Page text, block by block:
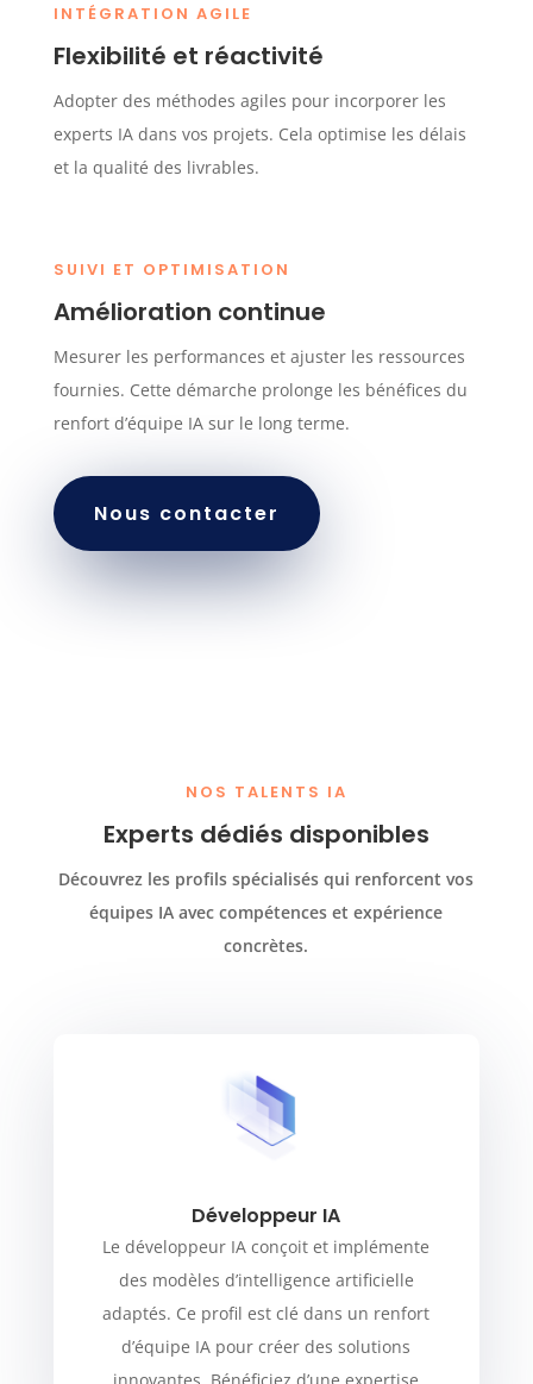
INTÉGRATION AGILE
Flexibilité et réactivité
Adopter des méthodes agiles pour incorporer les
experts IA dans vos projets. Cela optimise les délais
et la qualité des livrables.
SUIVI ET OPTIMISATION
Amélioration continue
Mesurer les performances et ajuster les ressources
fournies. Cette démarche prolonge les bénéfices du
renfort d’équipe IA sur le long terme.
Nous contacter
NOS TALENTS IA
Experts dédiés disponibles
Découvrez les profils spécialisés qui renforcent vos
équipes IA avec compétences et expérience
concrètes.
Développeur IA
Le développeur IA conçoit et implémente
des modèles d’intelligence artificielle
adaptés. Ce profil est clé dans un renfort
d’équipe IA pour créer des solutions